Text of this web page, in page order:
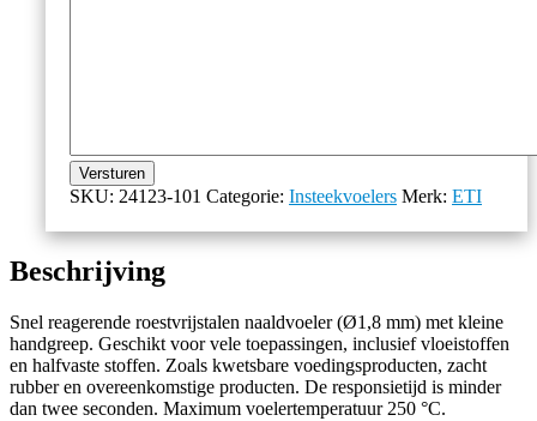
Versturen
SKU: 24123-101 Categorie: Insteekvoelers Merk: ETI
Beschrijving
Snel reagerende roestvrijstalen naaldvoeler (Ø1,8 mm) met kleine
handgreep. Geschikt voor vele toepassingen, inclusief vloeistoffen
en halfvaste stoffen. Zoals kwetsbare voedingsproducten, zacht
rubber en overeenkomstige producten. De responsietijd is minder
dan twee seconden. Maximum voelertemperatuur 250 °C.